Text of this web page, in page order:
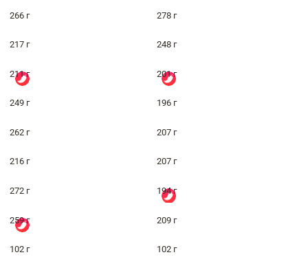
266 г 278 г
217 г 248 г
211 г 201 г
249 г 196 г
262 г 207 г
216 г 207 г
272 г 194 г
259 г 209 г
102 г 102 г